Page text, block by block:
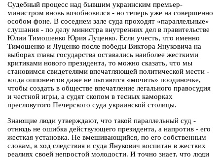
Судебный процесс над бывшим украинским премьер-
министром вновь возобновился - но теперь уже на совершенно
особом фоне. В соседнем зале суда проходят «параллельные»
слушания - по делу министра внутренних дел в правительстве
Юлии Тимошенко Юрия Луценко. Если учесть, что именно
Тимошенко и Луценко после победы Виктора Януковича на
выборах главы государства оставались наиболее жесткими
критиками нового президента, то можно сказать, что мы
становимся свидетелями впечатляющей политической мести -
когда оппонентов даже не пытаются «мочить» поодиночке,
чтобы создать в обществе впечатление легального правосудия
и честной игры, а судят скопом в тесных каморках
пресловутого Печерского суда украинской столицы.
Знающие люди утверждают, что такой параллельный суд -
отнюдь не ошибка действующего президента, а напротив - его
жесткая установка. Не вмешивающийся, по его собственным
словам, в ход следствия и суда Янукович воспитан в жестких
реалиях своей непростой молодости. И точно знает, что люди